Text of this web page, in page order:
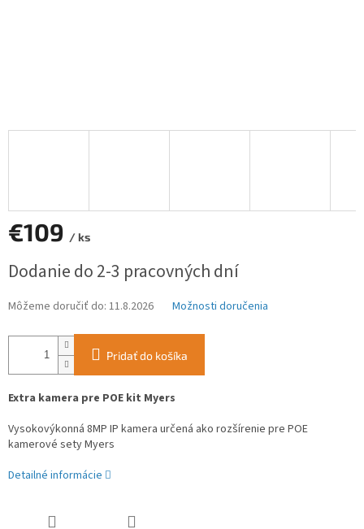
€109 / ks
cena:
Dodanie do 2-3 pracovných dní
Môžeme doručiť do: 11.8.2026 Možnosti doručenia
Pridať do košíka
Extra kamera pre POE kit Myers
Vysokovýkonná 8MP IP kamera určená ako rozšírenie pre POE
kamerové sety Myers
Detailné informácie